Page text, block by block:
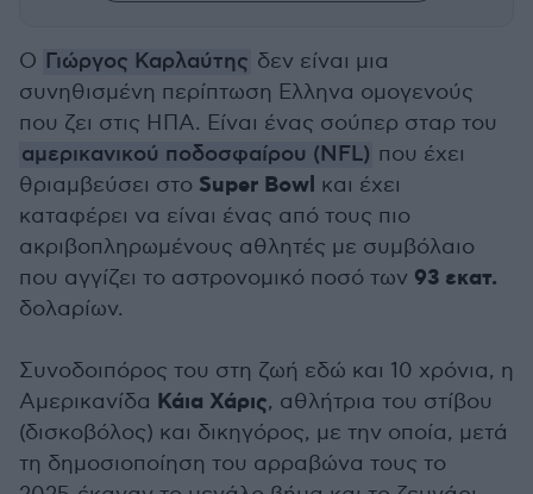
O Γιώργος Καρλαύτης δεν είναι μια
συνηθισμένη περίπτωση Ελληνα ομογενούς
που ζει στις ΗΠΑ. Είναι ένας σούπερ σταρ του
αμερικανικού ποδοσφαίρου (NFL) που έχει
θριαμβεύσει στο Super Bowl και έχει
καταφέρει να είναι ένας από τους πιο
ακριβοπληρωμένους αθλητές με συμβόλαιο
που αγγίζει το αστρονομικό ποσό των 93 εκατ.
δολαρίων.
Συνοδοιπόρος του στη ζωή εδώ και 10 χρόνια, η
Αμερικανίδα Κάια Χάρις, αθλήτρια του στίβου
(δισκοβόλος) και δικηγόρος, με την οποία, μετά
τη δημοσιοποίηση του αρραβώνα τους το